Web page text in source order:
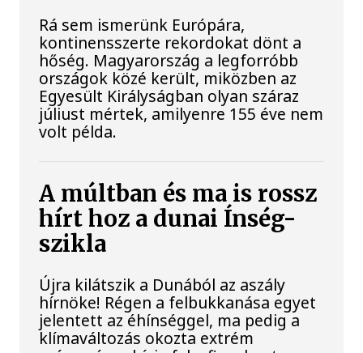
Rá sem ismerünk Európára,
kontinensszerte rekordokat dönt a
hőség. Magyarország a legforróbb
országok közé került, miközben az
Egyesült Királyságban olyan száraz
júliust mértek, amilyenre 155 éve nem
volt példa.
A múltban és ma is rossz
hírt hoz a dunai Ínség-
szikla
Újra kilátszik a Dunából az aszály
hírnöke! Régen a felbukkanása egyet
jelentett az éhínséggel, ma pedig a
klímaváltozás okozta extrém